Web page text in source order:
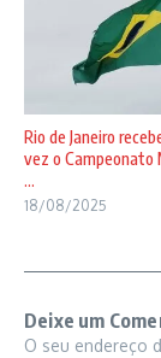
Rio de Janeiro
vez o Campeonato
...
18/08/2025
Deixe um
O seu endereço